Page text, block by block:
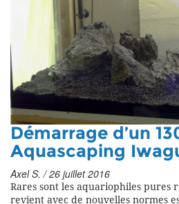
Démarrage d’un
Aquascaping
Axel S. / 26 juillet 2016
Rares sont les aquariophiles pures
revient avec de nouvelles normes